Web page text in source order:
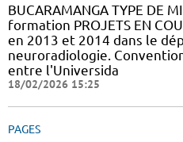
BUCARAMANGA TYPE DE
formation PROJETS EN
en 2013 et 2014 dans le
neuroradiologie.
entre l'Universida
18/02/2026 15:25
PAGES